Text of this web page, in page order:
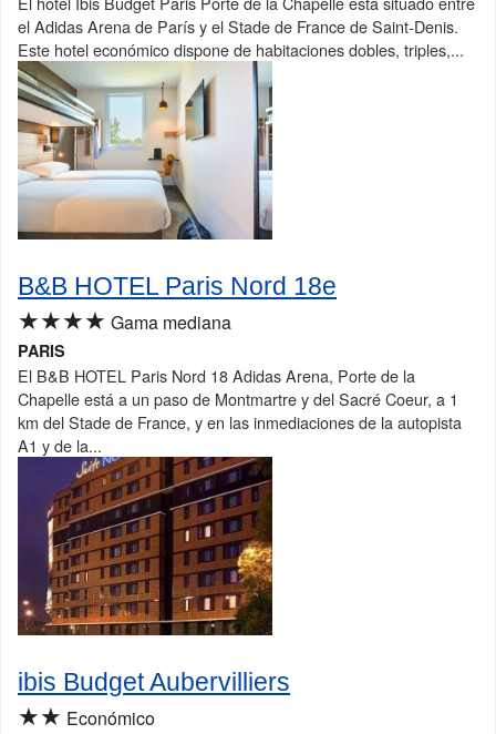
el Adidas Arena de París y el Stade de France de Saint-Denis.
Este hotel económico dispone de habitaciones dobles, triples,...
B&B HOTEL Paris Nord 18e
★★★★ Gama mediana
PARIS
El B&B HOTEL Paris Nord 18 Adidas Arena, Porte de la
Chapelle está a un paso de Montmartre y del Sacré Coeur, a 1
km del Stade de France, y en las inmediaciones de la autopista
A1 y de la...
ibis Budget Aubervilliers
★★ Económico